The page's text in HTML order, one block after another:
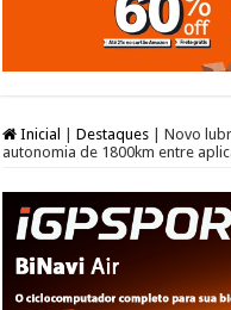
Inicial Destaques
Novo
autonomia de 1800km entre